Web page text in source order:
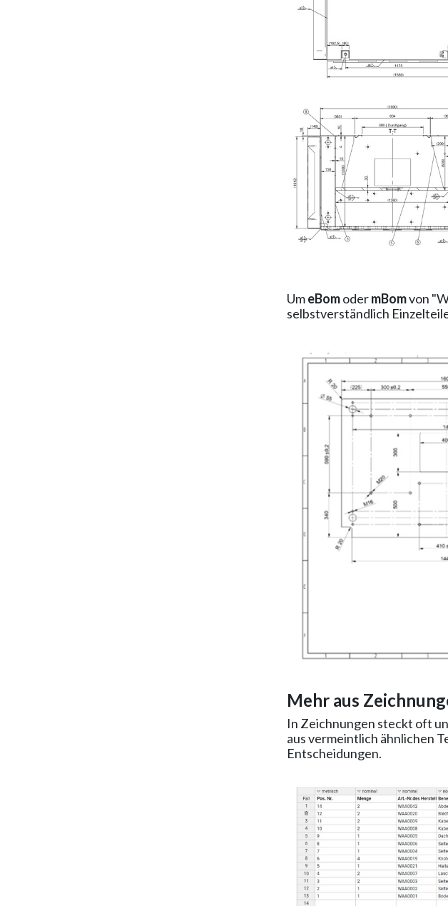
UmeBomodermBomvon
selbstverständlich
Mehr aus
In Zeichnungen steckt oft
aus vermeintlich ähnlichen
Entscheidungen.